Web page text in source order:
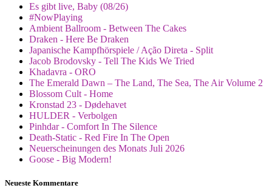
Es gibt live, Baby (08/26)
#NowPlaying
Ambient Ballroom - Between The Cakes
Draken - Here Be Draken
Japanische Kampfhörspiele / Ação Direta - Split
Jacob Brodovsky - Tell The Kids We Tried
Khadavra - ORO
The Emerald Dawn – The Land, The Sea, The Air Volume 2
Blossom Cult - Home
Kronstad 23 - Dødehavet
HULDER - Verbolgen
Pinhdar - Comfort In The Silence
Death-Static - Red Fire In The Open
Neuerscheinungen des Monats Juli 2026
Goose - Big Modern!
Neueste Kommentare